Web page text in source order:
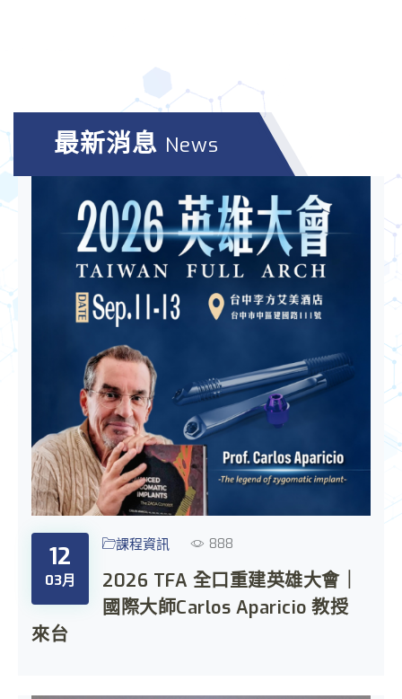
最新消息 News
12
03月
課程資訊 888
2026 TFA 全口重建英雄大會｜
國際大師Carlos Aparicio 教授
來台